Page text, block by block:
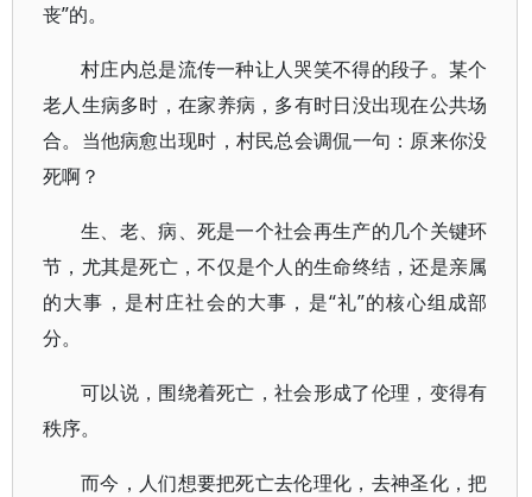
丧”的。
村庄内总是流传一种让人哭笑不得的段子。某个
老人生病多时，在家养病，多有时日没出现在公共场
合。当他病愈出现时，村民总会调侃一句：原来你没
死啊？
生、老、病、死是一个社会再生产的几个关键环
节，尤其是死亡，不仅是个人的生命终结，还是亲属
的大事，是村庄社会的大事，是“礼”的核心组成部
分。
可以说，围绕着死亡，社会形成了伦理，变得有
秩序。
而今，人们想要把死亡去伦理化，去神圣化，把